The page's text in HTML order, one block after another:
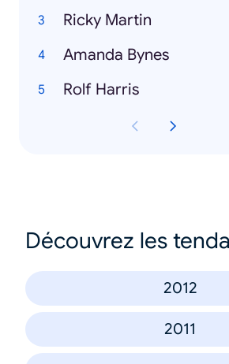
Ricky Martin
Amanda Bynes
Rolf Harris
Découvrez les
2012
2011